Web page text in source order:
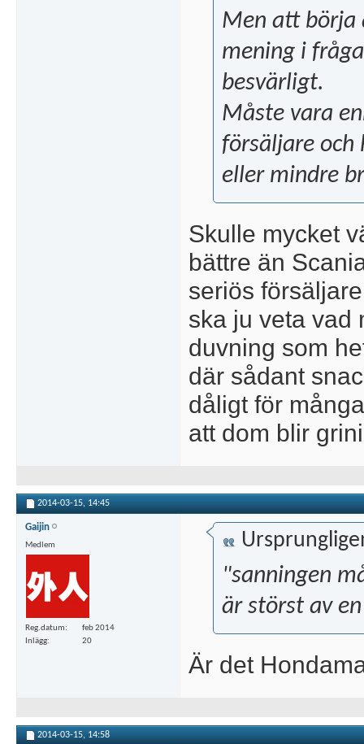
Men att börja
mening i
besvärligt.
Måste vara
försäljare och
eller mindre
Skulle mycket
bättre än
seriös
ska ju veta vad
duvning som
där sådant
dåligt för
att dom blir
2014-03-15, 14:45
Gaijin
Medlem
Reg.datum
feb 2014
Inlägg
20
"sanningen
är störst av
Är det
2014-03-15, 14:58